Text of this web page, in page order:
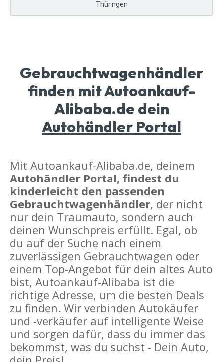
Thüringen
Gebrauchtwagenhändler
finden mit Autoankauf-
Alibaba.de dein
Autohändler Portal
Mit Autoankauf-Alibaba.de, deinem
Autohändler Portal, findest du
kinderleicht den passenden
Gebrauchtwagenhändler, der nicht
nur dein Traumauto, sondern auch
deinen Wunschpreis erfüllt. Egal, ob
du auf der Suche nach einem
zuverlässigen Gebrauchtwagen oder
einem Top-Angebot für dein altes Auto
bist, Autoankauf-Alibaba ist die
richtige Adresse, um die besten Deals
zu finden. Wir verbinden Autokäufer
und -verkäufer auf intelligente Weise
und sorgen dafür, dass du immer das
bekommst, was du suchst - Dein Auto,